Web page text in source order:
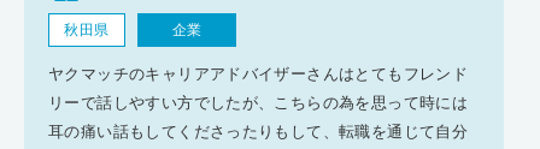
秋田県 企業
ヤクマッチのキャリアアドバイザーさんはとてもフレンド
リーで話しやすい方でしたが、こちらの為を思って時には
耳の痛い話もしてくださったりもして、転職を通じて自分